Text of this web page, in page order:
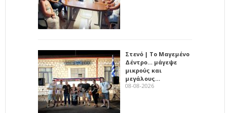
Στενό | Το Μαγεμένο
Δέντρο… μάγεψε
μικρούς και
μεγάλους…
08-08-2026